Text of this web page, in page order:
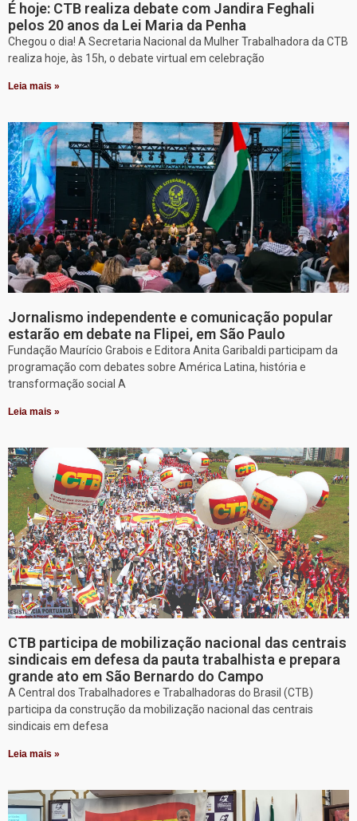
É hoje: CTB realiza debate com Jandira Feghali
pelos 20 anos da Lei Maria da Penha
Chegou o dia! A Secretaria Nacional da Mulher Trabalhadora da CTB
realiza hoje, às 15h, o debate virtual em celebração
Leia mais »
Jornalismo independente e comunicação popular
estarão em debate na Flipei, em São Paulo
Fundação Maurício Grabois e Editora Anita Garibaldi participam da
programação com debates sobre América Latina, história e
transformação social A
Leia mais »
CTB participa de mobilização nacional das centrais
sindicais em defesa da pauta trabalhista e prepara
grande ato em São Bernardo do Campo
A Central dos Trabalhadores e Trabalhadoras do Brasil (CTB)
participa da construção da mobilização nacional das centrais
sindicais em defesa
Leia mais »